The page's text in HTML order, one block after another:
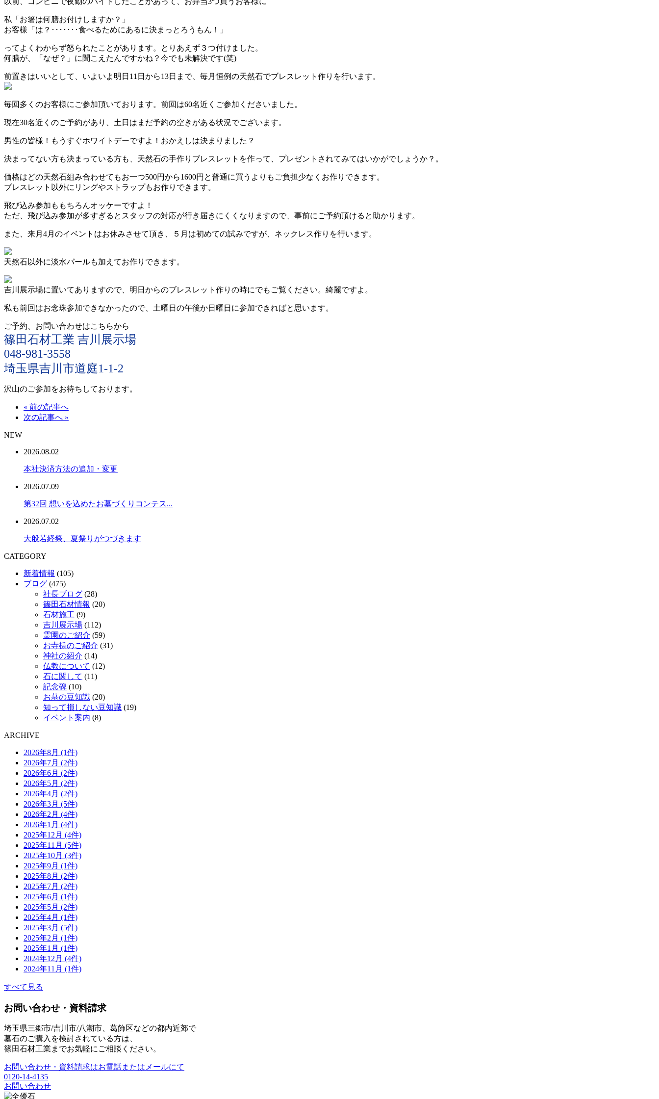
私「お箸は何膳お付けしますか？」
お客様「は？･･･････食べるためにあるに決まっとろうもん！」
ってよくわからず怒られたことがあります。 とりあえず３つ付けました 。
何膳が、「なぜ？」に聞こえたんですかね？今でも未解決です(笑)
前置きはいいとして、いよいよ明日11日から13日まで、毎月恒例の天然石でブレスレット作りを行います。
毎回多くのお客様にご参加頂いております。前回は60名近くご参加くださいました 。
現在30名近くのご予約があり、土日はまだ予約の空きがある状況でございます。
男性の皆様！もうすぐホワイトデーですよ！おかえしは決まりました？
決まってない方も決まっている方も、天然石の手作りブレスレットを作って、プレゼントされてみてはいかがでしょうか？ 。
価格はどの天然石組み合わせてもお一つ500円から1600円と普通に買うよりもご負担少なくお作りできます。
ブレスレット以外にリングやストラップもお作りできます。
飛び込み参加ももちろんオッケーですよ！
ただ、飛び込み参加が多すぎるとスタッフの対応が行き届きにくくなりますので、事前にご予約頂けると助かります。
また、来月4月のイベントはお休みさせて頂き、５月は初めての試みですが、ネックレス作りを行います。
天然石以外に淡水パールも加えてお作りできます。
吉川展示場に置いてありますので、明日からのブレスレット作りの時にでもご覧ください。綺麗ですよ 。
私も前回はお念珠参加できなかったので、土曜日の午後か日曜日に参加できればと思います。
ご予約、お問い合わせはこちらから
篠田石材工業 吉川展示場
048-981-3558
埼玉県吉川市道庭1-1-2
沢山のご参加をお待ちしております。
« 前の記事へ
次の記事へ »
NEW
2026.08.02
本社決済方法の追加・変更
2026.07.09
第32回 想いを込めたお墓づくりコンテス...
2026.07.02
大般若経祭、夏祭りがつづきます
CATEGORY
新着情報 (105)
ブログ (475)
社長ブログ (28)
篠田石材情報 (20)
石材施工 (9)
吉川展示場 (112)
霊園のご紹介 (59)
お寺様のご紹介 (31)
神社の紹介 (14)
仏教について (12)
石に関して (11)
記念碑 (10)
お墓の豆知識 (20)
知って損しない豆知識 (19)
イベント案内 (8)
ARCHIVE
2026年8月 (1件)
2026年7月 (2件)
2026年6月 (2件)
2026年5月 (2件)
2026年4月 (2件)
2026年3月 (5件)
2026年2月 (4件)
2026年1月 (4件)
2025年12月 (4件)
2025年11月 (5件)
2025年10月 (3件)
2025年9月 (1件)
2025年8月 (2件)
2025年7月 (2件)
2025年6月 (1件)
2025年5月 (2件)
2025年4月 (1件)
2025年3月 (5件)
2025年2月 (1件)
2025年1月 (1件)
2024年12月 (4件)
2024年11月 (1件)
すべて見る
お問い合わせ・資料請求
埼玉県三郷市/吉川市/八潮市、葛飾区などの都内近郊で
墓石のご購入を検討されている方は、
篠田石材工業までお気軽にご相談ください。
お問い合わせ・資料請求はお電話またはメールにて
0120-14-4135
お問い合わせ